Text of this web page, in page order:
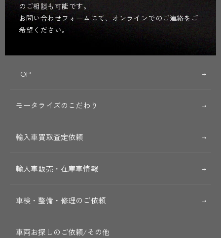
のご相談も可能です。
お問い合わせフォームにて、オンラインでのご連絡をご
希望ください。
TOP
モータライズのこだわり
輸入車買取査定依頼
輸入車販売・在庫車情報
車検・整備・修理のご依頼
車両お探しのご依頼/その他